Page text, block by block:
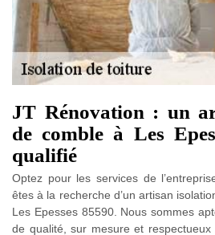
JT Rénovation : un
de comble à Les
qualifié
Optez pour les services de
êtes à la recherche d’un artisan
Les Epesses 85590. Nous sommes
de qualité, sur mesure et respectueux